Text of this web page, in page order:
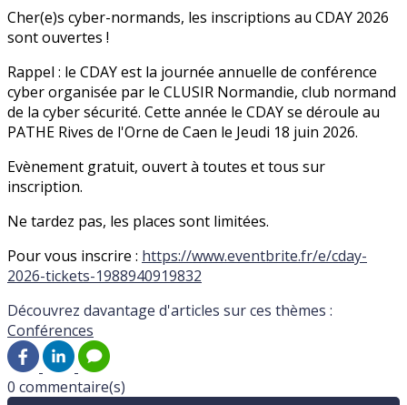
Cher(e)s cyber-normands, les inscriptions au CDAY 2026
sont ouvertes !
Rappel : le CDAY est la journée annuelle de conférence
cyber organisée par le CLUSIR Normandie, club normand
de la cyber sécurité. Cette année le CDAY se déroule au
PATHE Rives de l'Orne de Caen le Jeudi 18 juin 2026.
Evènement gratuit, ouvert à toutes et tous sur
inscription.
Ne tardez pas, les places sont limitées.
Pour vous inscrire : https://www.eventbrite.fr/e/cday-
2026-tickets-1988940919832
Découvrez davantage d'articles sur ces thèmes :
Conférences
0 commentaire(s)